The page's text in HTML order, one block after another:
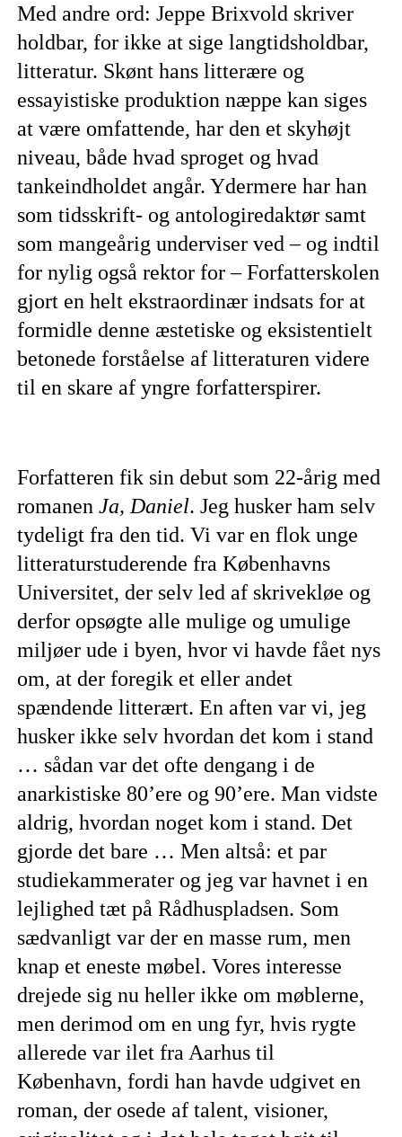
Med andre ord: Jeppe Brixvold skriver
holdbar, for ikke at sige langtidsholdbar,
litteratur. Skønt hans litterære og
essayistiske produktion næppe kan siges
at være omfattende, har den et skyhøjt
niveau, både hvad sproget og hvad
tankeindholdet angår. Ydermere har han
som tidsskrift- og antologiredaktør samt
som mangeårig underviser ved – og indtil
for nylig også rektor for – Forfatterskolen
gjort en helt ekstraordinær indsats for at
formidle denne æstetiske og eksistentielt
betonede forståelse af litteraturen videre
til en skare af yngre forfatterspirer.
Forfatteren fik sin debut som 22-årig med
romanen Ja, Daniel. Jeg husker ham selv
tydeligt fra den tid. Vi var en flok unge
litteraturstuderende fra Københavns
Universitet, der selv led af skrivekløe og
derfor opsøgte alle mulige og umulige
miljøer ude i byen, hvor vi havde fået nys
om, at der foregik et eller andet
spændende litterært. En aften var vi, jeg
husker ikke selv hvordan det kom i stand
… sådan var det ofte dengang i de
anarkistiske 80’ere og 90’ere. Man vidste
aldrig, hvordan noget kom i stand. Det
gjorde det bare … Men altså: et par
studiekammerater og jeg var havnet i en
lejlighed tæt på Rådhuspladsen. Som
sædvanligt var der en masse rum, men
knap et eneste møbel. Vores interesse
drejede sig nu heller ikke om møblerne,
men derimod om en ung fyr, hvis rygte
allerede var ilet fra Aarhus til
København, fordi han havde udgivet en
roman, der osede af talent, visioner,